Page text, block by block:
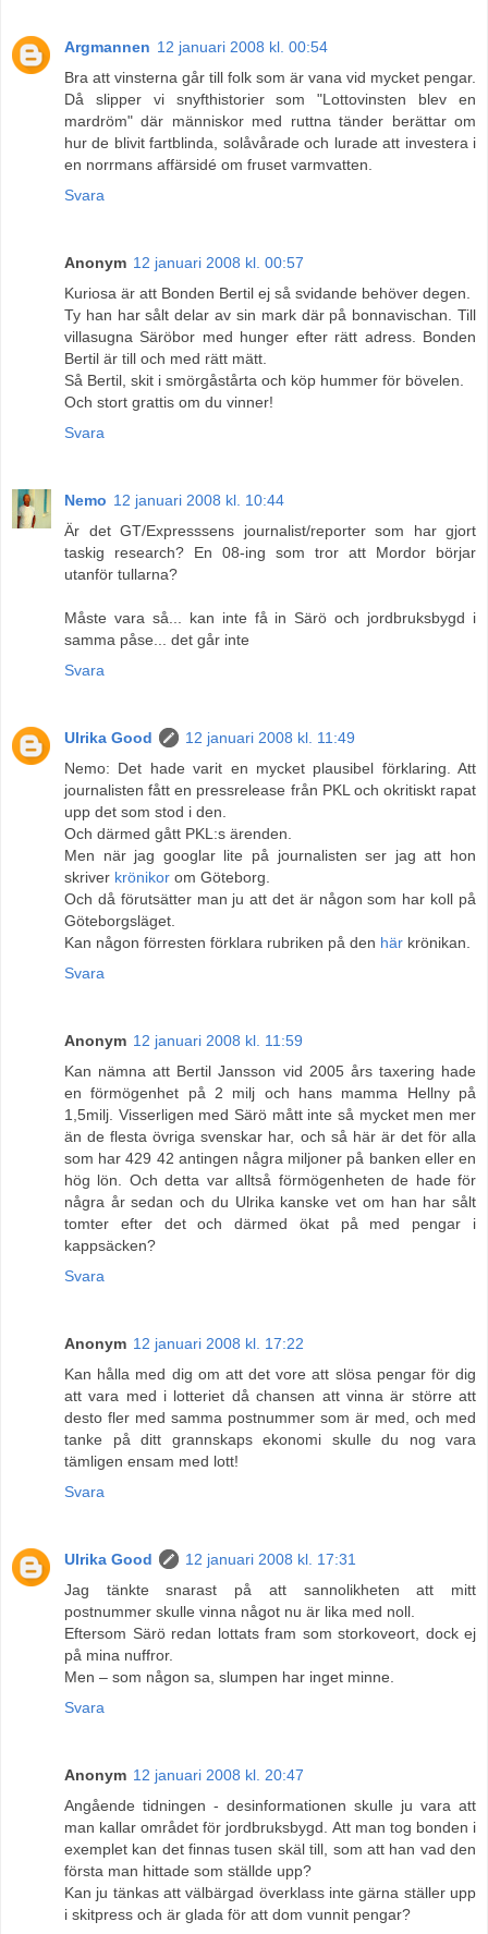
Argmannen 12 januari 2008 kl. 00:54
Bra att vinsterna går till folk som är vana vid mycket pengar.
Då slipper vi snyfthistorier som "Lottovinsten blev en
mardröm" där människor med ruttna tänder berättar om
hur de blivit fartblinda, solåvårade och lurade att investera i
en norrmans affärsidé om fruset varmvatten.
Svara
Anonym 12 januari 2008 kl. 00:57
Kuriosa är att Bonden Bertil ej så svidande behöver degen.
Ty han har sålt delar av sin mark där på bonnavischan. Till
villasugna Säröbor med hunger efter rätt adress. Bonden
Bertil är till och med rätt mätt.
Så Bertil, skit i smörgåstårta och köp hummer för bövelen.
Och stort grattis om du vinner!
Svara
Nemo 12 januari 2008 kl. 10:44
Är det GT/Expresssens journalist/reporter som har gjort
taskig research? En 08-ing som tror att Mordor börjar
utanför tullarna?
Måste vara så... kan inte få in Särö och jordbruksbygd i
samma påse... det går inte
Svara
Ulrika Good
12 januari 2008 kl. 11:49
Nemo: Det hade varit en mycket plausibel förklaring. Att
journalisten fått en pressrelease från PKL och okritiskt rapat
upp det som stod i den.
Och därmed gått PKL:s ärenden.
Men när jag googlar lite på journalisten ser jag att hon
skriver krönikor om Göteborg.
Och då förutsätter man ju att det är någon som har koll på
Göteborgsläget.
Kan någon förresten förklara rubriken på den här krönikan.
Svara
Anonym 12 januari 2008 kl. 11:59
Kan nämna att Bertil Jansson vid 2005 års taxering hade
en förmögenhet på 2 milj och hans mamma Hellny på
1,5milj. Visserligen med Särö mått inte så mycket men mer
än de flesta övriga svenskar har, och så här är det för alla
som har 429 42 antingen några miljoner på banken eller en
hög lön. Och detta var alltså förmögenheten de hade för
några år sedan och du Ulrika kanske vet om han har sålt
tomter efter det och därmed ökat på med pengar i
kappsäcken?
Svara
Anonym 12 januari 2008 kl. 17:22
Kan hålla med dig om att det vore att slösa pengar för dig
att vara med i lotteriet då chansen att vinna är större att
desto fler med samma postnummer som är med, och med
tanke på ditt grannskaps ekonomi skulle du nog vara
tämligen ensam med lott!
Svara
Ulrika Good
12 januari 2008 kl. 17:31
Jag tänkte snarast på att sannolikheten att mitt
postnummer skulle vinna något nu är lika med noll.
Eftersom Särö redan lottats fram som storkoveort, dock ej
på mina nuffror.
Men – som någon sa, slumpen har inget minne.
Svara
Anonym 12 januari 2008 kl. 20:47
Angående tidningen - desinformationen skulle ju vara att
man kallar området för jordbruksbygd. Att man tog bonden i
exemplet kan det finnas tusen skäl till, som att han vad den
första man hittade som ställde upp?
Kan ju tänkas att välbärgad överklass inte gärna ställer upp
i skitpress och är glada för att dom vunnit pengar?